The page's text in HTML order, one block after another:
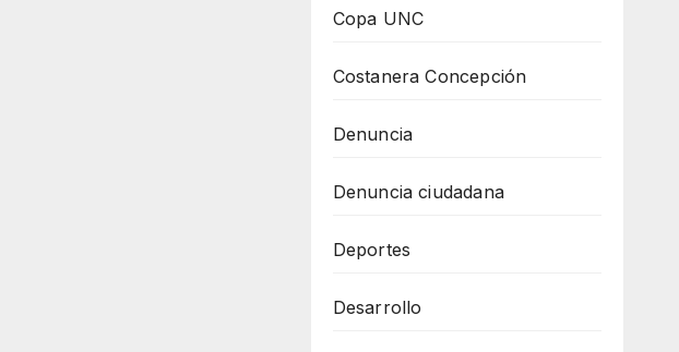
Copa UNC
Costanera Concepción
Denuncia
Denuncia ciudadana
Deportes
Desarrollo